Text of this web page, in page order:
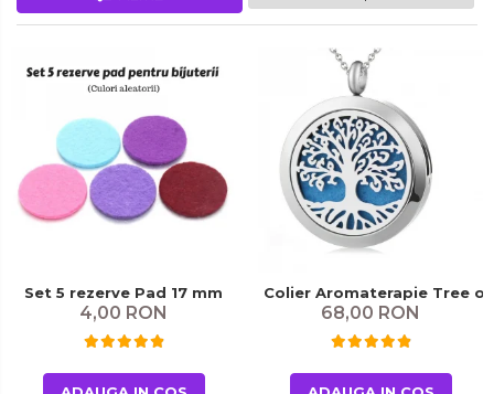
Set 5 rezerve Pad 17 mm
4,00 RON
Colier Aromaterapie Tree
68,00 RON